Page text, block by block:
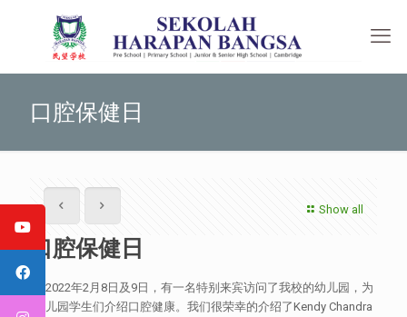
口腔保健日
Show all
口腔保健日
于2022年2月8日及9日，有一名特别来宾访问了我校的幼儿园，为
幼儿园学生们介绍口腔健康。我们很荣幸的介绍了Kendy Chandra